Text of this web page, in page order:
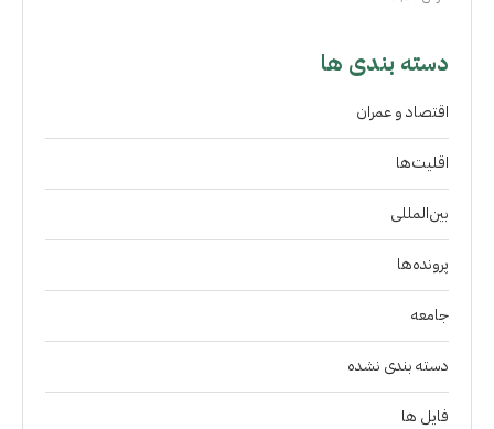
دسته بندی ها
اقتصاد و عمران
اقلیت‌ها
بین‌المللی
پرونده‌ها
جامعه
دسته بندی نشده
فايل ها